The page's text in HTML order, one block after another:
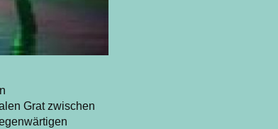
Grat zwischen